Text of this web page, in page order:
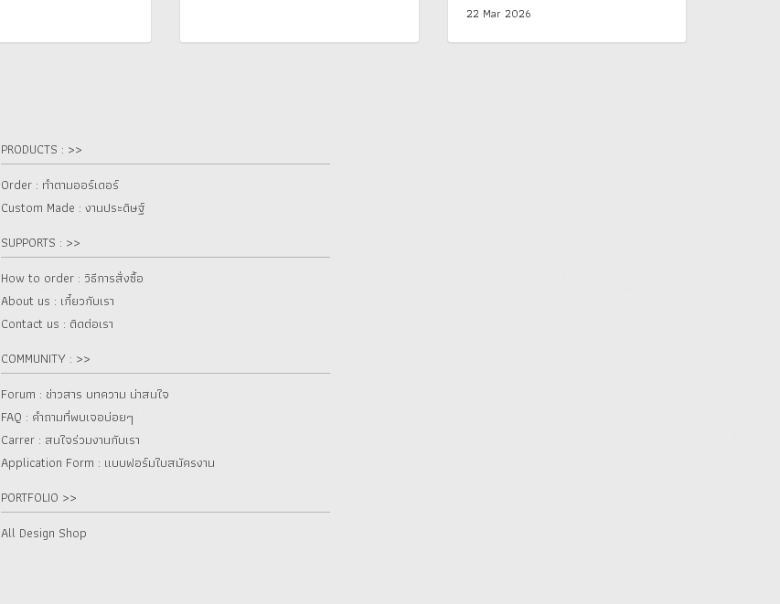
22 Mar 2026
PRODUCTS : >>
Order : ทำตามออร์เดอร์
Custom Made : งานประดิษฐ์
SUPPORTS : >>
How to order : วิธีการสั่งซื้อ
About us : เกี๋ยวกับเรา
Contact us : ติดต่อเรา
COMMUNITY : >>
Forum : ข่าวสาร บทความ น่าสนใจ
FAQ : คำถามที่พบเจอบ่อยๆ
Carrer : สนใจร่วมงานกับเรา
Application Form : แบบฟอร์มใบสมัครงาน
PORTFOLIO >>
All Design Shop